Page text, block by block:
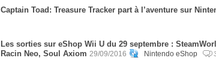
Captain Toad: Treasure Tracker part à l’aventure sur
Les sorties sur eShop Wii U du 29 septembre :
Racin Neo, Soul Axiom 29/09/2016 Nintendo eShop